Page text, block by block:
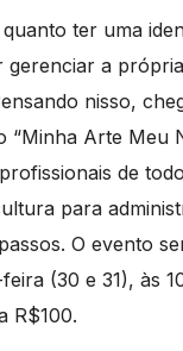
ter uma
gerenciar a
nisso,
“Minha Arte Meu
de
para
O evento
(30 e 31), às
R$100.